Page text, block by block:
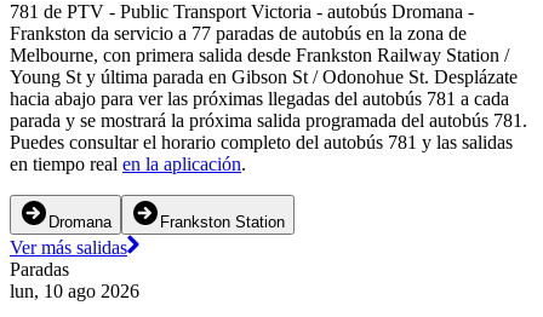
781 de PTV - Public Transport Victoria - autobús Dromana -
Frankston da servicio a 77 paradas de autobús en la zona de
Melbourne, con primera salida desde Frankston Railway Station /
Young St y última parada en Gibson St / Odonohue St. Desplázate
hacia abajo para ver las próximas llegadas del autobús 781 a cada
parada y se mostrará la próxima salida programada del autobús 781.
Puedes consultar el horario completo del autobús 781 y las salidas
en tiempo real en la aplicación.
Dromana Frankston Station
Ver más salidas
Paradas
lun, 10 ago 2026